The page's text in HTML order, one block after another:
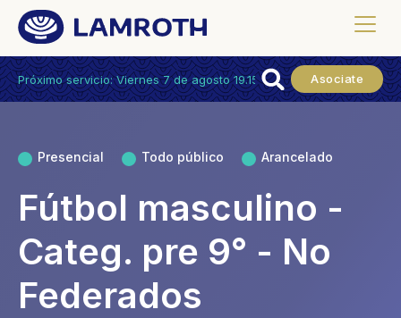
Próximo servicio: Viernes 7 de agosto 19.15hs. Asociate
Presencial Todo público Arancelado
Fútbol masculino -
Categ. pre 9° - No
Federados